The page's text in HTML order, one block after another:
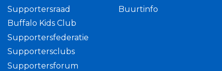
Supportersraad
Buffalo Kids Club
Supportersfederatie
Supportersclubs
Supportersforum
Buurtinfo